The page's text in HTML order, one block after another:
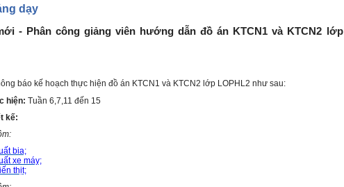
dạy
- Phân công giảng viên hướng dẫn đồ án KTCN1 và KTCN2 lớp
báo kế hoạch thực hiện đồ án KTCN1 và KTCN2 lớp LOPHL2 như sau:
hiện: Tuần 6,7,11 đến 15
kế:
bia;
xe máy;
thịt;